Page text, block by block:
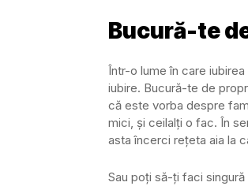
Bucură-te
Într-o lume în care
iubire. Bucură-te de
că este vorba despre
mici, și ceilalți o fac. În
asta încerci rețeta aia la
Sau poți să-ți faci